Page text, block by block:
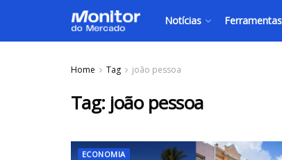
Notícias Ferramentas
Home Tag joão pessoa
Tag: joão pessoa
ECONOMIA